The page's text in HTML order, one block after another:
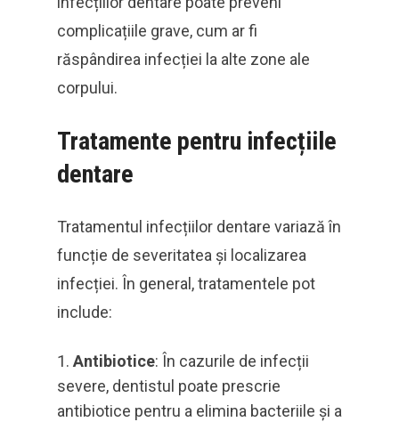
complicațiile grave, cum ar fi
răspândirea infecției la alte zone ale
corpului.
Tratamente pentru infecțiile
dentare
Tratamentul infecțiilor dentare variază în
funcție de severitatea și localizarea
infecției. În general, tratamentele pot
include:
Antibiotice: În cazurile de infecții
severe, dentistul poate prescrie
antibiotice pentru a elimina bacteriile și a